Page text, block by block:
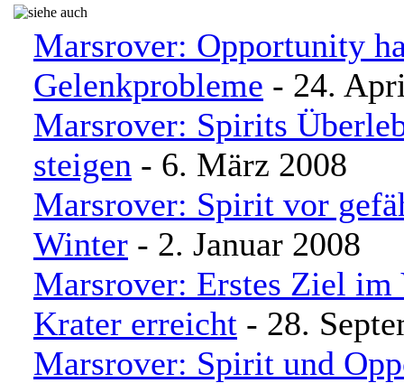
Marsrover: Opportunity
Gelenkprobleme - 24.
Marsrover: Spirits
steigen - 6. März 2008
Marsrover: Spirit vor
Winter - 2. Januar 2008
Marsrover: Erstes Ziel
Krater erreicht - 28.
Marsrover: Spirit und